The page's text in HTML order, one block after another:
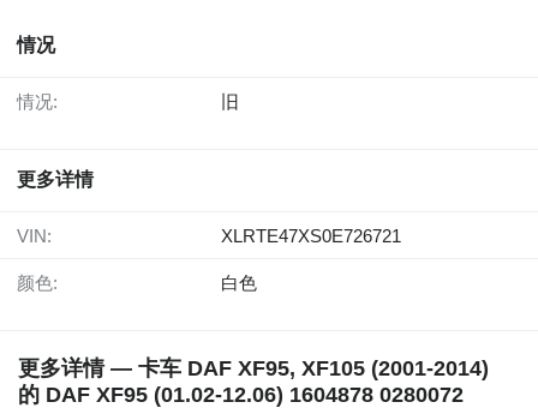
情况
情况: 旧
更多详情
VIN: XLRTE47XS0E726721
颜色: 白色
更多详情 — 卡车 DAF XF95, XF105 (2001-2014)
的 DAF XF95 (01.02-12.06) 1604878 0280072